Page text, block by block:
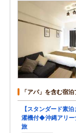
「アパ」を含む宿
【スタンダード素
濯機付◆沖縄アリ
旅